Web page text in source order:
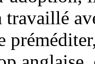
travaillé